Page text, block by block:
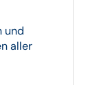
und
aller